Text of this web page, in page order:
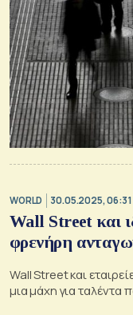
WORLD 30.05.2025, 06:31
Wall Street και
φρενήρη
Wall Street και
μια μάχη για